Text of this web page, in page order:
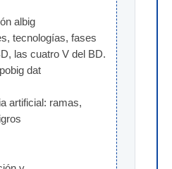
albig
tecnologías, fases
las cuatro V del BD.
dat
artificial: ramas,